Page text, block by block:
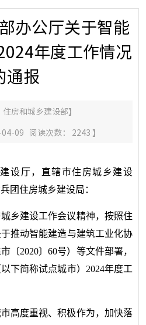
办公厅关于智能
年度工作情况
通报
住房和城乡建设部】
04-09 阅读次数： 2243 】
设厅，直辖市住房城乡建设
团住房城乡建设局：
乡建设工作会议精神，按照住
推动智能建造与建筑工业化协
〔2020〕60号）等文件部署，
下简称试点城市）2024年度工
高度重视、积极作为，加快落